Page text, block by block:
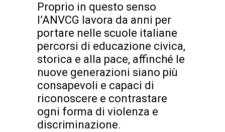
Proprio in questo senso
l’ANVCG lavora da anni per
portare nelle scuole italiane
percorsi di educazione civica,
storica e alla pace, affinché le
nuove generazioni siano più
consapevoli e capaci di
riconoscere e contrastare
ogni forma di violenza e
discriminazione.